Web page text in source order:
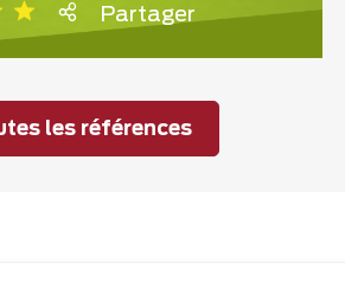
Partager
les références